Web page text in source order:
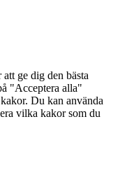
ge dig den bästa
"Acceptera alla"
Du kan använda
vilka kakor som du